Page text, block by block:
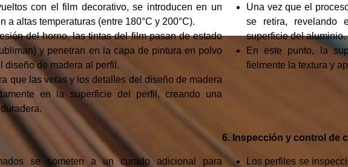
con el film decorativo, se introducen en un
a altas temperaturas (entre 180°C y 200°C).
del horno, las tintas del film pasan de estado
y penetran en la capa de pintura en polvo
diseño de madera al perfil.
que las vetas y los detalles del diseño de madera
en la superficie del perfil, creando una
Una vez que el
se retira, revelando
superficie del aluminio.
En este punto, la
fielmente la textura y
se someten a un curado adicional para
6. Inspección y control de
Los perfiles se